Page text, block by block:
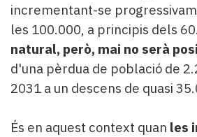
incrementant-se
les 100.000, a principis dels 60.
natural, però, mai no serà
d'una pèrdua de població de
2031 a un descens de quasi
És en aquest context quan les